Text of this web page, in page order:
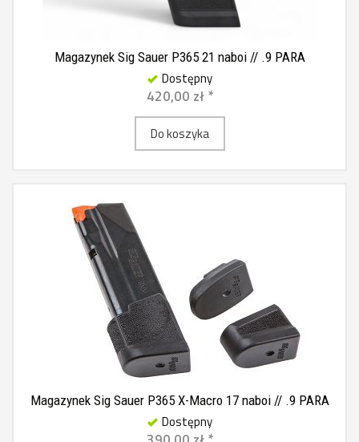
Magazynek Sig Sauer P365 21 naboi // .9 PARA
Dostępny
420,00 zł *
Do koszyka
Magazynek Sig Sauer P365 X-Macro 17 naboi // .9 PARA
Dostępny